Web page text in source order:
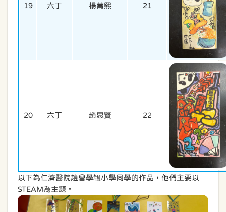
19 六丁 楊莆熙 21
20 六丁 趙思賢 22
以下為仁濟醫院趙曾學韞小學同學的作品，他們主要以
STEAM為主題。